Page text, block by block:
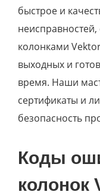
быстрое и
колонками
выходных и
время. Наши
сертификаты и
безопасность
Коды
колонок